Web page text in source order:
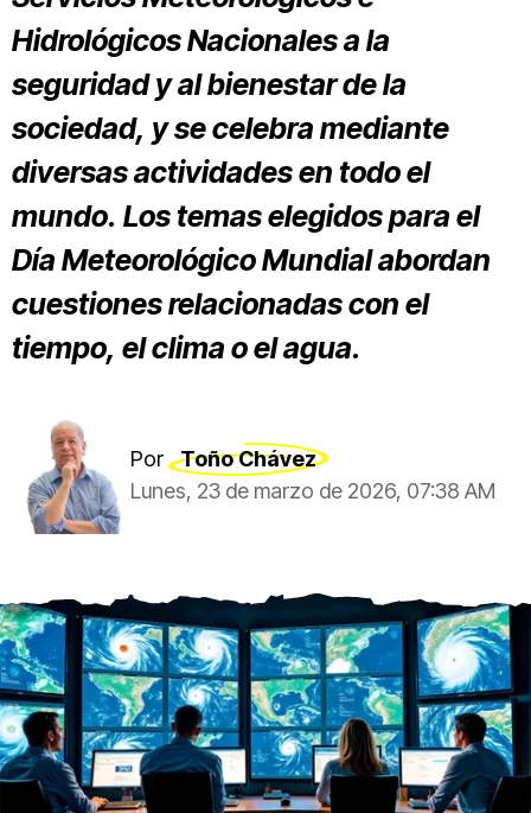
Hidrológicos Nacionales a la
seguridad y al bienestar de la
sociedad, y se celebra mediante
diversas actividades en todo el
mundo. Los temas elegidos para el
Día Meteorológico Mundial abordan
cuestiones relacionadas con el
tiempo, el clima o el agua.
Por
Toño Chávez
Lunes, 23 de marzo de 2026, 07:38 AM